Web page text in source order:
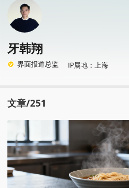
牙韩翔
界面报道总监 IP属地：上海
文章/251